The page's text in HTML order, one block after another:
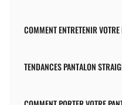
COMMENT ENTRETENIR
TENDANCES PANTALON